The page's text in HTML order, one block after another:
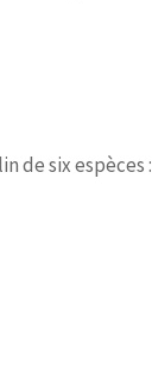
de six espèces :